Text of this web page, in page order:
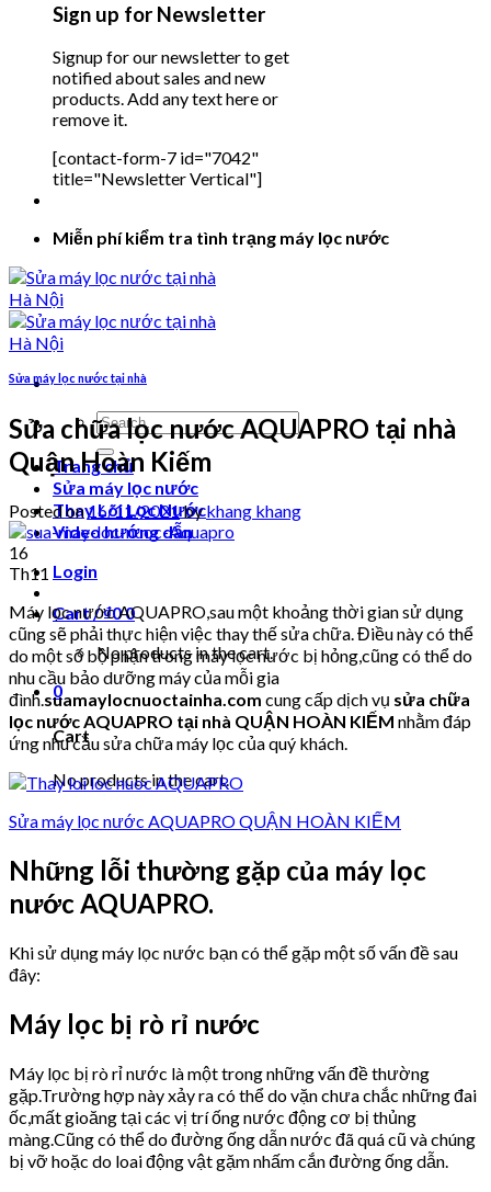
Sign up for Newsletter
Signup for our newsletter to get
notified about sales and new
products. Add any text here or
remove it.
[contact-form-7 id="7042"
title="Newsletter Vertical"]
Miễn phí kiểm tra tình trạng máy lọc nước
Search
for:
Trang chủ
Sửa máy lọc nước
Thay Lõi Lọc Nước
Video hướng dẫn
Login
Cart /₫00
No products in the cart.
0
Cart
No products in the cart.
Sửa máy lọc nước tại nhà
Sửa chữa lọc nước AQUAPRO tại nhà
Quận Hoàn Kiếm
Posted on16/11/2021bykhang khang
16
Th11
Máy lọc nước AQUAPRO,sau một khoảng thời gian sử dụng
cũng sẽ phải thực hiện việc thay thế sửa chữa. Điều này có thể
do một số bộ phận trong máy lọc nước bị hỏng,cũng có thể do
nhu cầu bảo dưỡng máy của mỗi gia
đình.suamaylocnuoctainha.com cung cấp dịch vụ sửa chữa
lọc nước AQUAPRO tại nhà QUẬN HOÀN KIẾM nhằm đáp
ứng nhu cầu sửa chữa máy lọc của quý khách.
Sửa máy lọc nước AQUAPRO QUẬN HOÀN KIẾM
Những lỗi thường gặp của máy lọc
nước AQUAPRO.
Khi sử dụng máy lọc nước bạn có thể gặp một số vấn đề sau
đây:
Máy lọc bị rò rỉ nước
Máy lọc bị rò rỉ nước là một trong những vấn đề thường
gặp.Trường hợp này xảy ra có thể do vặn chưa chắc những đai
ốc,mất gioăng tại các vị trí ống nước động cơ bị thủng
màng.Cũng có thể do đường ống dẫn nước đã quá cũ và chúng
bị vỡ hoặc do loai động vật gặm nhấm cắn đường ống dẫn.